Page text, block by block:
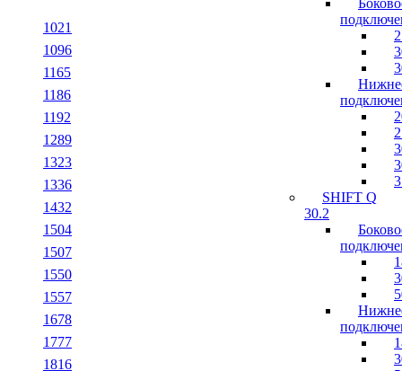
SHIFT Q
30.2
1021
1096
1165
1186
1192
1289
1323
1336
1432
1504
1507
1550
1557
1678
1777
1816